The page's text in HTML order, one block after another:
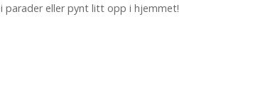
parader eller pynt litt opp i hjemmet!